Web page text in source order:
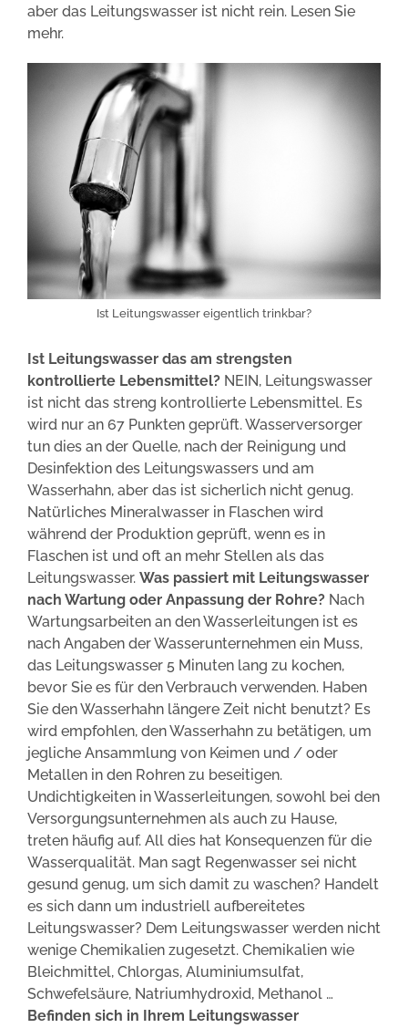
aber das Leitungswasser ist nicht rein. Lesen Sie
mehr.
Ist Leitungswasser eigentlich trinkbar?
Ist Leitungswasser das am strengsten
kontrollierte Lebensmittel? NEIN, Leitungswasser
ist nicht das streng kontrollierte Lebensmittel. Es
wird nur an 67 Punkten geprüft. Wasserversorger
tun dies an der Quelle, nach der Reinigung und
Desinfektion des Leitungswassers und am
Wasserhahn, aber das ist sicherlich nicht genug.
Natürliches Mineralwasser in Flaschen wird
während der Produktion geprüft, wenn es in
Flaschen ist und oft an mehr Stellen als das
Leitungswasser. Was passiert mit Leitungswasser
nach Wartung oder Anpassung der Rohre? Nach
Wartungsarbeiten an den Wasserleitungen ist es
nach Angaben der Wasserunternehmen ein Muss,
das Leitungswasser 5 Minuten lang zu kochen,
bevor Sie es für den Verbrauch verwenden. Haben
Sie den Wasserhahn längere Zeit nicht benutzt? Es
wird empfohlen, den Wasserhahn zu betätigen, um
jegliche Ansammlung von Keimen und / oder
Metallen in den Rohren zu beseitigen.
Undichtigkeiten in Wasserleitungen, sowohl bei den
Versorgungsunternehmen als auch zu Hause,
treten häufig auf. All dies hat Konsequenzen für die
Wasserqualität. Man sagt Regenwasser sei nicht
gesund genug, um sich damit zu waschen? Handelt
es sich dann um industriell aufbereitetes
Leitungswasser? Dem Leitungswasser werden nicht
wenige Chemikalien zugesetzt. Chemikalien wie
Bleichmittel, Chlorgas, Aluminiumsulfat,
Schwefelsäure, Natriumhydroxid, Methanol …
Befinden sich in Ihrem Leitungswasser